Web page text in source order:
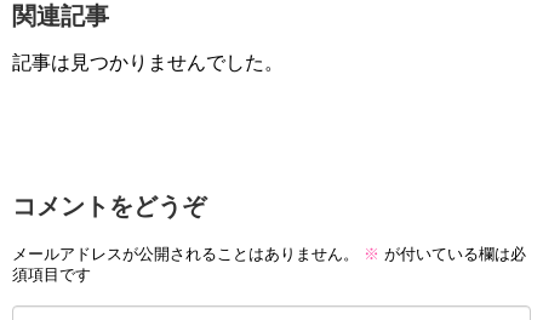
関連記事
記事は見つかりませんでした。
コメントをどうぞ
メールアドレスが公開されることはありません。 ※ が付いている欄は必
須項目です